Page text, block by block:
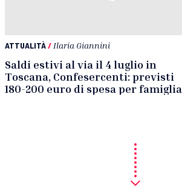
ATTUALITÀ/ Ilaria Giannini
Saldi estivi al via il 4 luglio in
Toscana, Confesercenti: previsti
180-200 euro di spesa per famiglia